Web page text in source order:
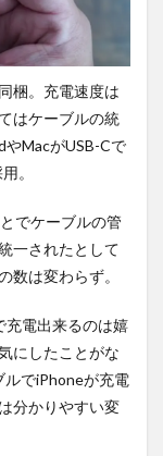
梱。充電速度は
はケーブルの統
MacがUSB-Cで
。
でケーブルの管
一されたとして
数は変わらず。
充電出来るのは嬉
にしたことがな
でiPhoneが充電
分かりやすい変